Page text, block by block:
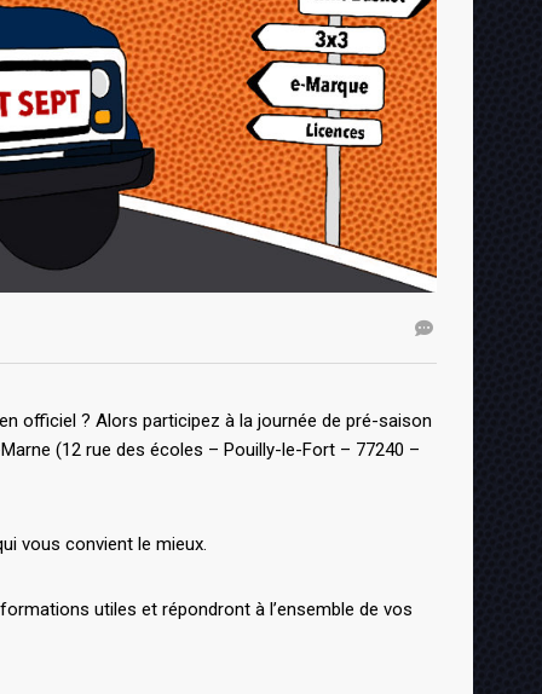
officiel ? Alors participez à la journée de pré-saison
(12 rue des écoles – Pouilly-le-Fort – 77240 –
vous convient le mieux.
utiles et répondront à l’ensemble de vos